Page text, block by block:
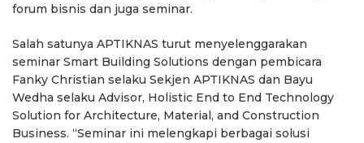
forum bisnis dan juga seminar.
Salah satunya APTIKNAS turut menyelenggarakan
seminar Smart Building Solutions dengan pembicara
Fanky Christian selaku Sekjen APTIKNAS dan Bayu
Wedha selaku Advisor, Holistic End to End Technology
Solution for Architecture, Material, and Construction
Business. “Seminar ini melengkapi berbagai solusi